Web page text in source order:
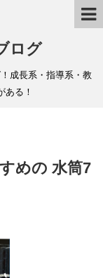
ログ
成長系・指導系・教
ある！
めの 水筒7